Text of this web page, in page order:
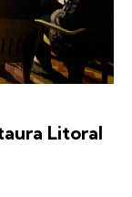
Litoral